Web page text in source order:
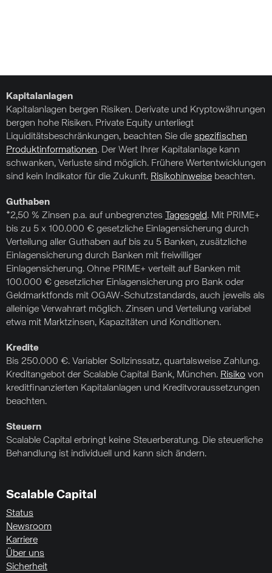
Kapitalanlagen
Kapitalanlagen bergen Risiken. Derivate und Kryptowährungen
bergen hohe Risiken. Private Equity unterliegt
Liquiditätsbeschränkungen, beachten Sie die spezifischen
Produktinformationen. Der Wert Ihrer Kapitalanlage kann
schwanken, Verluste sind möglich. Frühere Wertentwicklungen
sind kein Indikator für die Zukunft. Risikohinweise beachten.
Guthaben
*2,50 % Zinsen p.a. auf unbegrenztes
Tagesgeld. Mit PRIME+
bis zu 5 x 100.000 € gesetzliche Einlagensicherung durch
Verteilung aller Guthaben auf bis zu 5 Banken, zusätzliche
Einlagensicherung durch Banken mit freiwilliger
Einlagensicherung. Ohne PRIME+ verteilt auf Banken mit
100.000 € gesetzlicher Einlagensicherung pro Bank oder
Geldmarktfonds mit OGAW-Schutzstandards, auch jeweils als
alleinige Verwahrart möglich. Zinsen und Verteilung variabel
etwa mit Marktzinsen, Kapazitäten und Konditionen.
Kredite
Bis 250.000 €. Variabler Sollzinssatz, quartalsweise Zahlung.
Kreditangebot der Scalable Capital Bank, München. Risiko von
kreditfinanzierten Kapitalanlagen und Kreditvoraussetzungen
beachten.
Steuern
Scalable Capital erbringt keine Steuerberatung. Die steuerliche
Behandlung ist individuell und kann sich ändern.
Scalable Capital
Status
Newsroom
Karriere
Über uns
Sicherheit